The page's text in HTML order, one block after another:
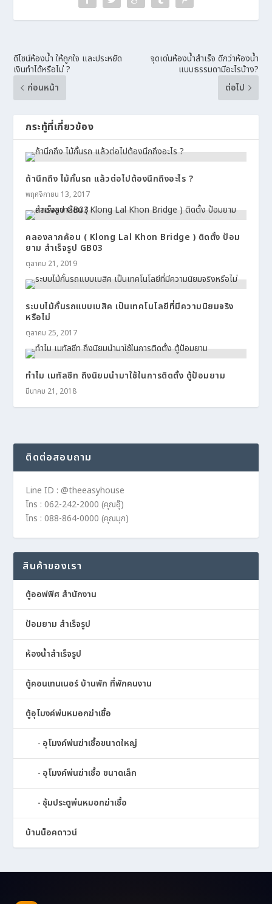
ดีไซน์ห้องน้ำ ให้ถูกใจ และประหยัด
เงินทำได้หรือไม่ ?
ก่อนหน้า
จุดเด่นห้องน้ำสำเร็จ ดีกว่าห้องน้ำ
แบบธรรมดามีอะไรบ้าง?
ต่อไป
กระทู้ที่เกี่ยวข้อง
ถ้านึกถึง ไม้กั้นรถ แล้วต่อไปต้องนึกถึงอะไร ?
พฤศจิกายน 13, 2017
คลองลากค้อน ( Klong Lal Khon Bridge ) ติดตั้ง ป้อม
ยาม สำเร็จรูป GB03
ตุลาคม 21, 2019
ระบบไม้กั้นรถแบบเบสิค เป็นเทคโนโลยีที่มีความนิยมจริง
หรือไม่
ตุลาคม 25, 2017
ทำไม เมทัลชีท ถึงนิยมนำมาใช้ในการติดตั้ง ตู้ป้อมยาม
มีนาคม 21, 2018
ติดต่อสอบถาม
Line ID : @theeasyhouse
โทร : 062-242-2000 (คุณอุ๊)
โทร : 088-864-0000 (คุณมุก)
สินค้าของเรา
ตู้ออฟฟิศ สำนักงาน
ป้อมยาม สำเร็จรูป
ห้องน้ำสำเร็จรูป
ตู้คอนเทนเนอร์ บ้านพัก ที่พักคนงาน
ตู้อุโมงค์พ่นหมอกฆ่าเชื้อ
อุโมงค์พ่นฆ่าเชื้อขนาดใหญ่
อุโมงค์พ่นฆ่าเชื้อ ขนาดเล็ก
ซุ้มประตูพ่นหมอกฆ่าเชื้อ
บ้านน็อคดาวน์